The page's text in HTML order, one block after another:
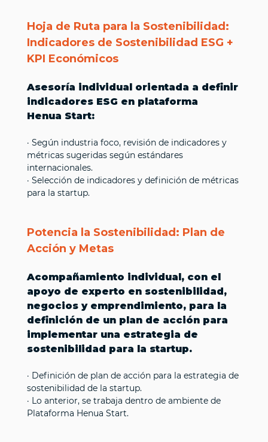
Hoja de Ruta para la Sostenibilidad:
Indicadores de Sostenibilidad ESG +
KPI Económicos
Asesoría individual orientada a definir
indicadores ESG en plataforma
Henua Start:
· Según industria foco, revisión de indicadores y
métricas sugeridas según estándares
internacionales.
· Selección de indicadores y definición de métricas
para la startup.
Potencia la Sostenibilidad: Plan de
Acción y Metas
Acompañamiento individual, con el
apoyo de experto en sostenibilidad,
negocios y emprendimiento, para la
definición de un plan de acción para
implementar una estrategia de
sostenibilidad para la startup.
· Definición de plan de acción para la estrategia de
sostenibilidad de la startup.
· Lo anterior, se trabaja dentro de ambiente de
Plataforma Henua Start.